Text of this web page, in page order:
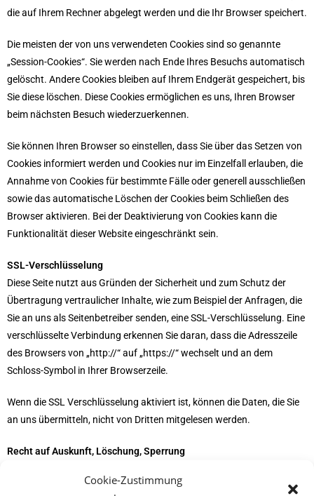
Cookie-Zustimmung
die auf Ihrem Rechner abgelegt werden und die Ihr Browser speichert.
Die meisten der von uns verwendeten Cookies sind so genannte
„Session-Cookies“. Sie werden nach Ende Ihres Besuchs automatisch
gelöscht. Andere Cookies bleiben auf Ihrem Endgerät gespeichert, bis
Sie diese löschen. Diese Cookies ermöglichen es uns, Ihren Browser
beim nächsten Besuch wiederzuerkennen.
Sie können Ihren Browser so einstellen, dass Sie über das Setzen von
Cookies informiert werden und Cookies nur im Einzelfall erlauben, die
Annahme von Cookies für bestimmte Fälle oder generell ausschließen
sowie das automatische Löschen der Cookies beim Schließen des
Browser aktivieren. Bei der Deaktivierung von Cookies kann die
Funktionalität dieser Website eingeschränkt sein.
SSL-Verschlüsselung
Diese Seite nutzt aus Gründen der Sicherheit und zum Schutz der
Übertragung vertraulicher Inhalte, wie zum Beispiel der Anfragen, die
Sie an uns als Seitenbetreiber senden, eine SSL-Verschlüsselung. Eine
verschlüsselte Verbindung erkennen Sie daran, dass die Adresszeile
des Browsers von „http://“ auf „https://“ wechselt und an dem
Schloss-Symbol in Ihrer Browserzeile.
Wenn die SSL Verschlüsselung aktiviert ist, können die Daten, die Sie
an uns übermitteln, nicht von Dritten mitgelesen werden.
Recht auf Auskunft, Löschung, Sperrung
gespeicherten personenbezogenen Daten, deren Herkunft und